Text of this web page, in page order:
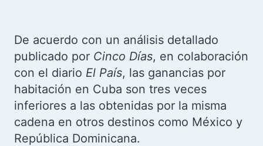
De acuerdo con un análisis detallado
publicado por Cinco Días, en colaboración
con el diario El País, las ganancias por
habitación en Cuba son tres veces
inferiores a las obtenidas por la misma
cadena en otros destinos como México y
República Dominicana.